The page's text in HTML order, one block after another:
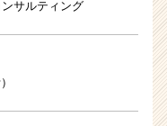
サルティング